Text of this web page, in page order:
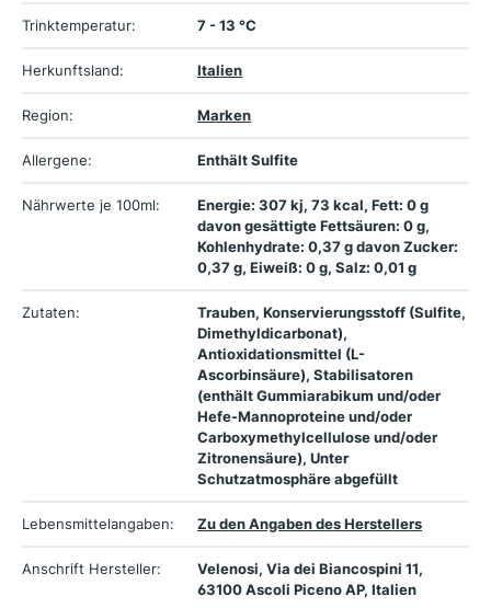
Trinktemperatur: 7 - 13 °C
Herkunftsland: Italien
Region: Marken
Allergene: Enthält Sulfite
Nährwerte je 100ml:
Energie: 307 kj, 73 kcal, Fett: 0 g
davon gesättigte Fettsäuren: 0 g,
Kohlenhydrate: 0,37 g davon Zucker:
0,37 g, Eiweiß: 0 g, Salz: 0,01 g
Zutaten:
Trauben, Konservierungsstoff (Sulfite,
Dimethyldicarbonat),
Antioxidationsmittel (L-
Ascorbinsäure), Stabilisatoren
(enthält Gummiarabikum und/oder
Hefe-Mannoproteine und/oder
Carboxymethylcellulose und/oder
Zitronensäure), Unter
Schutzatmosphäre abgefüllt
Lebensmittelangaben: Zu den Angaben des Herstellers
Anschrift Hersteller:
Velenosi, Via dei Biancospini 11,
63100 Ascoli Piceno AP, Italien